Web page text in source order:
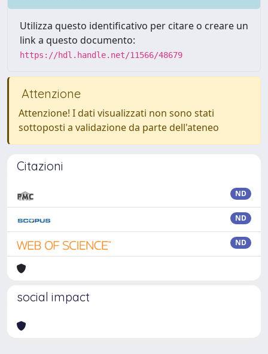
Utilizza questo identificativo per citare o creare un
link a questo documento:
https://hdl.handle.net/11566/48679
Attenzione
Attenzione! I dati visualizzati non sono stati
sottoposti a validazione da parte dell'ateneo
Citazioni
ND
ND
ND
social impact